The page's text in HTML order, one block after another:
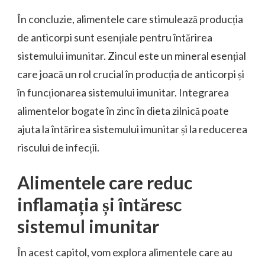
În concluzie, alimentele care stimulează producția
de anticorpi sunt esențiale pentru întărirea
sistemului imunitar. Zincul este un mineral esențial
care joacă un rol crucial în producția de anticorpi și
în funcționarea sistemului imunitar. Integrarea
alimentelor bogate în zinc în dieta zilnică poate
ajuta la întărirea sistemului imunitar și la reducerea
riscului de infecții.
Alimentele care reduc
inflamația și întăresc
sistemul imunitar
În acest capitol, vom explora alimentele care au